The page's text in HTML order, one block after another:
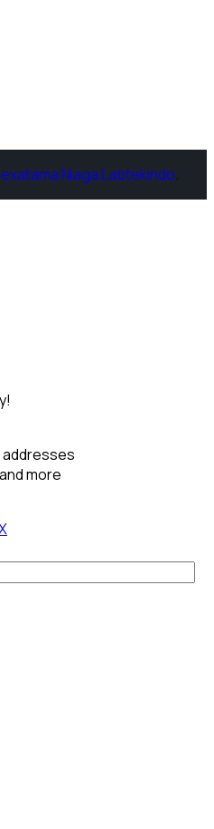
Niaga Labtekindo.
addresses
more